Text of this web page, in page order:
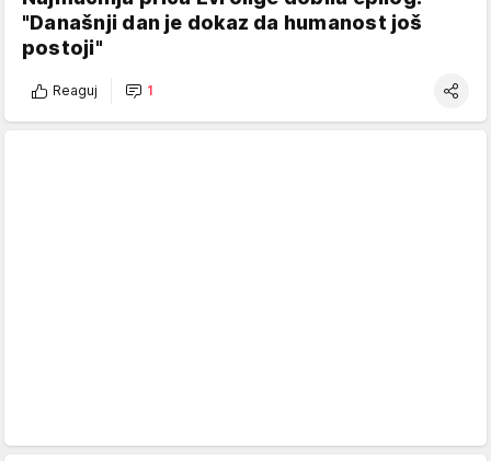
"Današnji dan je dokaz da humanost još
postoji"
Reaguj 1